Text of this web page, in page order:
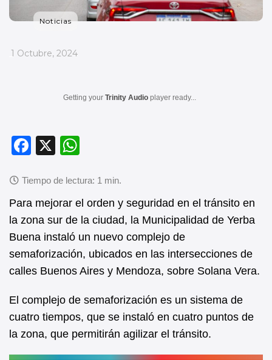
Noticias
_1 Octubre, 2024
Getting your Trinity Audio player ready...
F
c
e
b
o
o
k
X
at
s
A
p
p
Para mejorar el orden y seguridad en el tránsito en
la zona sur de la ciudad, la Municipalidad de Yerba
Buena instaló un nuevo complejo de
semaforización, ubicados en las intersecciones de
calles Buenos Aires y Mendoza, sobre Solana Vera.
El complejo de semaforización es un sistema de
cuatro tiempos, que se instaló en cuatro puntos de
la zona, que permitirán agilizar el tránsito.